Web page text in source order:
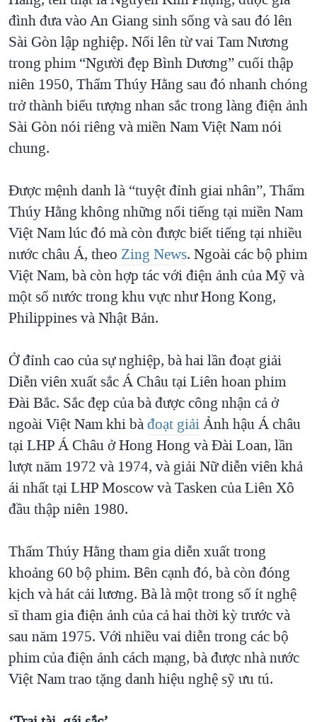
đình đưa vào An Giang sinh sống và sau đó lên
Sài Gòn lập nghiệp. Nổi lên từ vai Tam Nương
trong phim “Người đẹp Bình Dương” cuối thập
niên 1950, Thẩm Thúy Hằng sau đó nhanh chóng
trở thành biểu tượng nhan sắc trong làng điện ảnh
Sài Gòn nói riêng và miền Nam Việt Nam nói
chung.
Được mệnh danh là “tuyệt đỉnh giai nhân”, Thẩm
Thúy Hằng không những nổi tiếng tại miền Nam
Việt Nam lúc đó mà còn được biết tiếng tại nhiều
nước châu Á, theo Zing News. Ngoài các bộ phim
Việt Nam, bà còn hợp tác với điện ảnh của Mỹ và
một số nước trong khu vực như Hong Kong,
Philippines và Nhật Bản.
Ở đỉnh cao của sự nghiệp, bà hai lần đoạt giải
Diễn viên xuất sắc Á Châu tại Liên hoan phim
Đài Bắc. Sắc đẹp của bà được công nhận cả ở
ngoài Việt Nam khi bàđoạt giảiẢnh hậu Á châu
tại LHP Á Châu ở Hong Hong và Đài Loan, lần
lượt năm 1972 và 1974, và giải Nữ diễn viên khả
ái nhất tại LHP Moscow và Tasken của Liên Xô
đầu thập niên 1980.
Thẩm Thúy Hằng tham gia diễn xuất trong
khoảng 60 bộ phim. Bên cạnh đó, bà còn đóng
kịch và hát cải lương. Bà là một trong số ít nghệ
sĩ tham gia điện ảnh của cả hai thời kỳ trước và
sau năm 1975. Với nhiều vai diễn trong các bộ
phim của điện ảnh cách mạng, bà được nhà nước
Việt Nam trao tặng danh hiệu nghệ sỹ ưu tú.